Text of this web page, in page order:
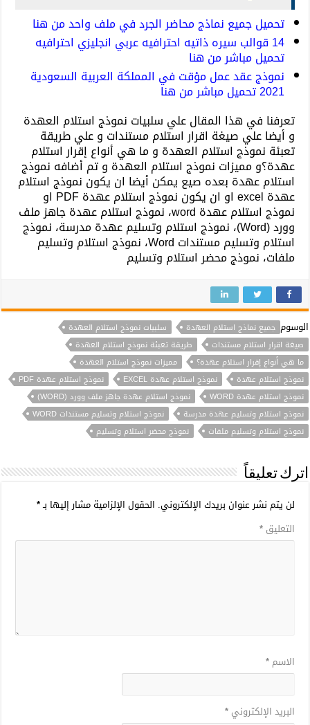
تحميل جميع نماذج محاضر الجرد في ملف واحد من هنا
14 قوالب سيره ذاتيه احترافيه عربي انجليزي احترافيه
تحميل مباشر من هنا
نموذج عقد عمل مؤقت في المملكة العربية السعودية
2021 تحميل مباشر من هنا
تعرفنا في هذا المقال علي سلبيات نموذج استلام العهدة
و أيضا علي صيغة اقرار استلام مستندات و علي طريقة
تعبئة نموذج استلام العهدة و ما هي أنواع إقرار استلام
عهدة؟و مميزات نموذج استلام العهدة و تم أضافه نموذج
استلام عهدة بعده صيع يمكن أيضا ان يكون نموذج استلام
عهدة excel او ان يكون نموذج استلام عهدة PDF او
نموذج استلام عهدة word، نموذج استلام عهدة جاهز ملف
وورد (Word)، نموذج استلام وتسليم عهدة مدرسة، نموذج
استلام وتسليم مستندات Word، نموذج استلام وتسليم
ملفات، نموذج محضر استلام وتسليم
الوسوم جميع نماذج استلام العهدة
سلبيات نموذج استلام العهدة
صيغة اقرار استلام مستندات
طريقة تعبئة نموذج استلام العهدة
ما هي أنواع إقرار استلام عهدة؟
مميزات نموذج استلام العهدة
نموذج استلام عهدة
نموذج استلام عهدة EXCEL
نموذج استلام عهدة PDF
نموذج استلام عهدة WORD
نموذج استلام عهدة جاهز ملف وورد (WORD)
نموذج استلام وتسليم عهدة مدرسة
نموذج استلام وتسليم مستندات WORD
نموذج استلام وتسليم ملفات
نموذج محضر استلام وتسليم
اترك تعليقاً
لن يتم نشر عنوان بريدك الإلكتروني. الحقول الإلزامية مشار إليها بـ*
التعليق*
الاسم*
البريد الإلكتروني*